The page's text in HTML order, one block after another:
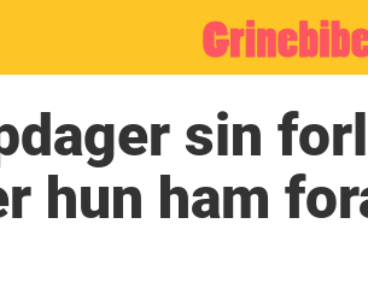
sin
hun ham